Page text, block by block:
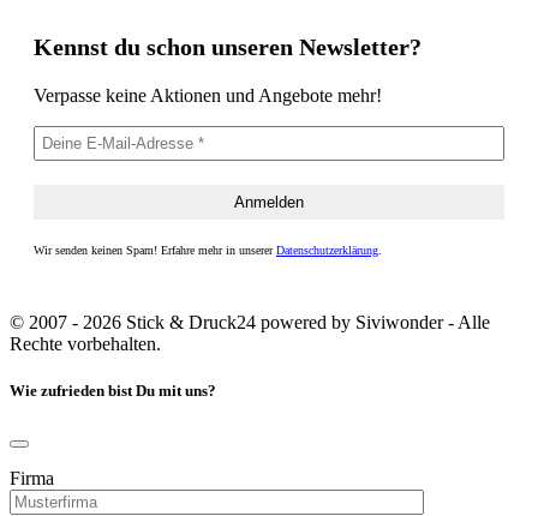
Kennst du schon unseren Newsletter?
Verpasse keine Aktionen und Angebote mehr!
Wir senden keinen Spam! Erfahre mehr in unsererDatenschutzerklärung
© 2007 - 2026 Stick & Druck24 powered by Siviwonder - Alle
Rechte vorbehalten.
Wie zufrieden bist Du mit uns?
Firma